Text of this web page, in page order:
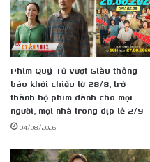
âm
nhạc
sau
8
năm
Phim Quý Tử Vượt Giàu thông
báo khởi chiếu từ 28/8, trở
thành bộ phim dành cho mọi
người, mọi nhà trong dịp lễ 2/9
04/08/2026